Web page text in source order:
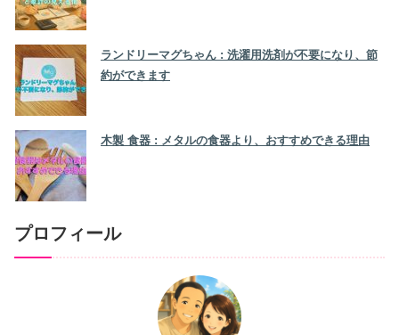
ランドリーマグちゃん : 洗濯用洗剤が不要になり、節
約ができます
木製 食器 : メタルの食器より、おすすめできる理由
プロフィール